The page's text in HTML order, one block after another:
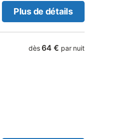
Plus de détails
dès 64 € par nuit